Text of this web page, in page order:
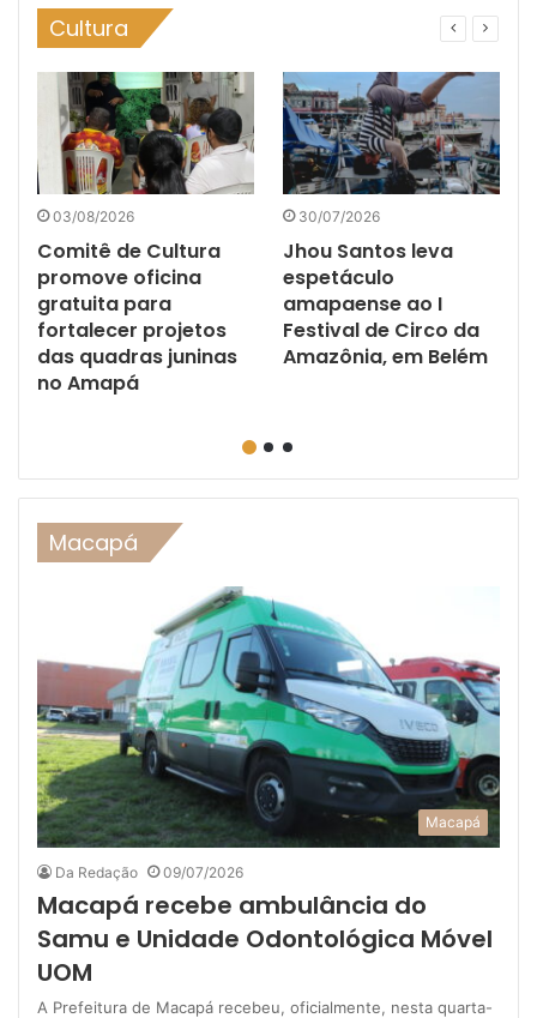
Cultura
03/08/2026
Comitê de Cultura
promove oficina
gratuita para
fortalecer projetos
das quadras juninas
no Amapá
30/07/2026
Jhou Santos leva
espetáculo
amapaense ao I
Festival de Circo da
Amazônia, em Belém
Macapá
Macapá
Da Redação 09/07/2026
Macapá recebe ambulância do
Samu e Unidade Odontológica Móvel
UOM
A Prefeitura de Macapá recebeu, oficialmente, nesta quarta-